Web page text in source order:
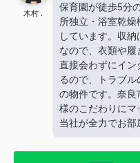
木村 .
保育園が徒歩5分
所独立・浴室乾
しています。収
なので、衣類や履
直接会わずにイン
るので、トラブ
の物件です。奈良
様のこだわりにマ
当社が全力でお部